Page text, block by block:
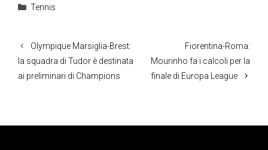
Categorie
Tennis
Olympique Marsiglia-Brest:
la squadra di Tudor è destinata
ai preliminari di Champions
Fiorentina-Roma:
Mourinho fa i calcoli per la
finale di Europa League